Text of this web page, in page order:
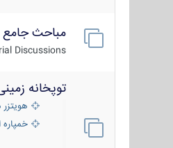
مباحث
Discussions
توپخانه
هویتزر
خمپاره